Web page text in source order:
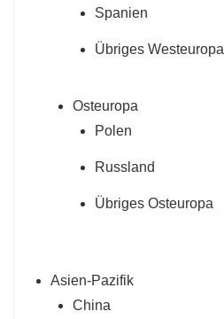
Spanien
Übriges Westeuropa
Osteuropa
Polen
Russland
Übriges Osteuropa
Asien-Pazifik
China